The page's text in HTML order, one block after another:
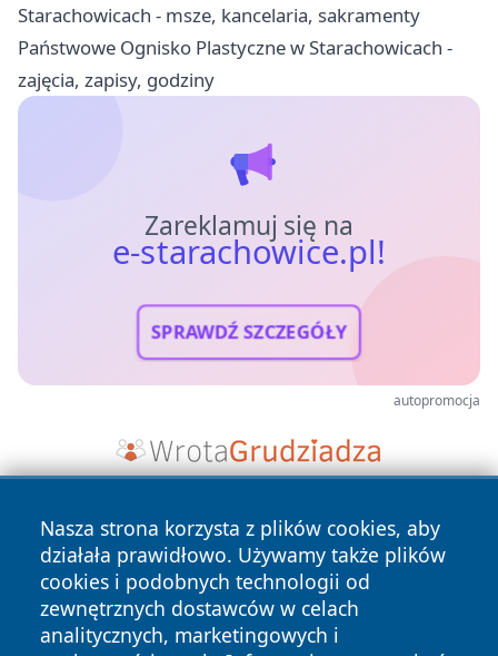
Starachowicach - msze, kancelaria, sakramenty
Państwowe Ognisko Plastyczne w Starachowicach -
zajęcia, zapisy, godziny
Zareklamuj się na
e-starachowice.pl!
SPRAWDŹ SZCZEGÓŁY
autopromocja
Nasza strona korzysta z plików cookies, aby
działała prawidłowo. Używamy także plików
cookies i podobnych technologii od
zewnętrznych dostawców w celach
analitycznych, marketingowych i
Copyright © 2026 e-starachowice.pl Wszystkie prawa